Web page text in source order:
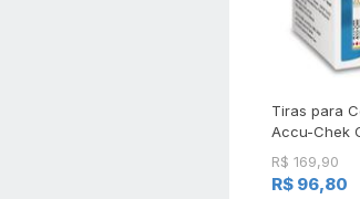
Tiras para
Accu-Chek
R$ 169,90
R$ 96,80